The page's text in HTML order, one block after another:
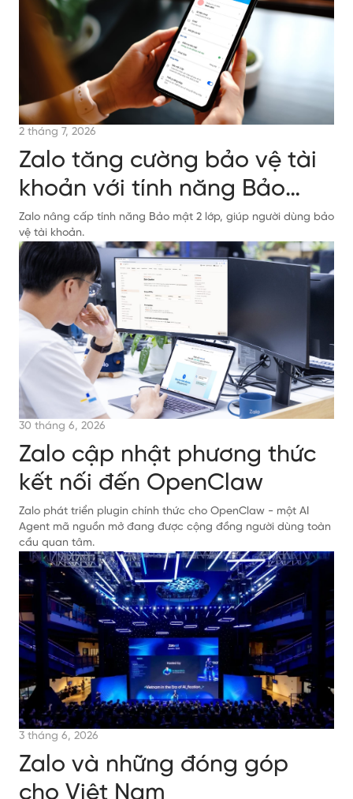
2 tháng 7, 2026
Zalo tăng cường bảo vệ tài
khoản với tính năng Bảo
mật 2 lớp
Zalo nâng cấp tính năng Bảo mật 2 lớp, giúp người dùng bảo
vệ tài khoản.
30 tháng 6, 2026
Zalo cập nhật phương thức
kết nối đến OpenClaw
Zalo phát triển plugin chính thức cho OpenClaw - một AI
Agent mã nguồn mở đang được cộng đồng người dùng toàn
cầu quan tâm.
3 tháng 6, 2026
Zalo và những đóng góp
cho Việt Nam